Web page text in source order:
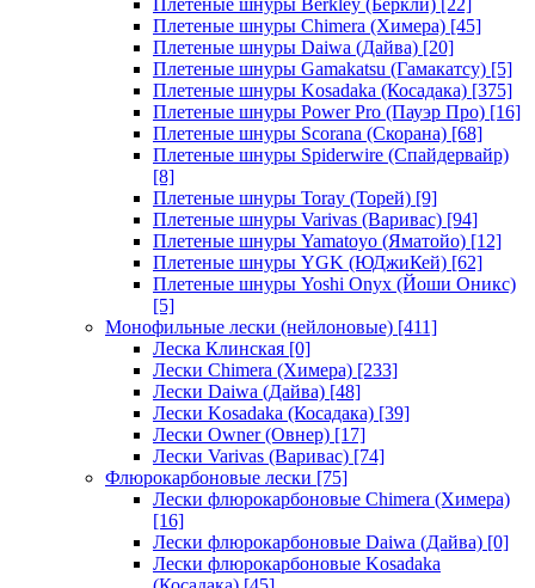
Плетеные шнуры Berkley (Беркли) [22]
Плетеные шнуры Chimera (Химера) [45]
Плетеные шнуры Daiwa (Дайва) [20]
Плетеные шнуры Gamakatsu (Гамакатсу) [5]
Плетеные шнуры Kosadaka (Косадака) [375]
Плетеные шнуры Power Pro (Пауэр Про) [16]
Плетеные шнуры Scorana (Скорана) [68]
Плетеные шнуры Spiderwire (Спайдервайр)
[8]
Плетеные шнуры Toray (Торей) [9]
Плетеные шнуры Varivas (Варивас) [94]
Плетеные шнуры Yamatoyo (Яматойо) [12]
Плетеные шнуры YGK (ЮДжиКей) [62]
Плетеные шнуры Yoshi Onyx (Йоши Оникс)
[5]
Монофильные лески (нейлоновые) [411]
Леска Клинская [0]
Лески Chimera (Химера) [233]
Лески Daiwa (Дайва) [48]
Лески Kosadaka (Косадака) [39]
Лески Owner (Овнер) [17]
Лески Varivas (Варивас) [74]
Флюрокарбоновые лески [75]
Лески флюрокарбоновые Chimera (Химера)
[16]
Лески флюрокарбоновые Daiwa (Дайва) [0]
Лески флюрокарбоновые Kosadaka